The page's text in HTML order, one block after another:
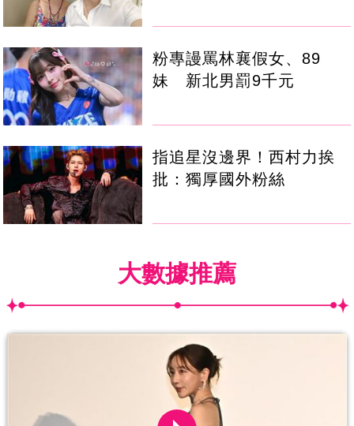
粉專謾罵林襄假女、89
妹 新北男罰9千元
指追星沒邊界！西村力挨
批：獨厚國外粉絲
大數據推薦